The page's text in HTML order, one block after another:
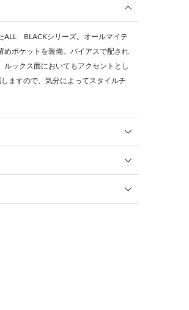
ALL BLACKシリーズ。オールマイテ
めポケットを装備。バイアスで配され
ックス面においてもアクセントとし
ますので、気分によってスタイルチ